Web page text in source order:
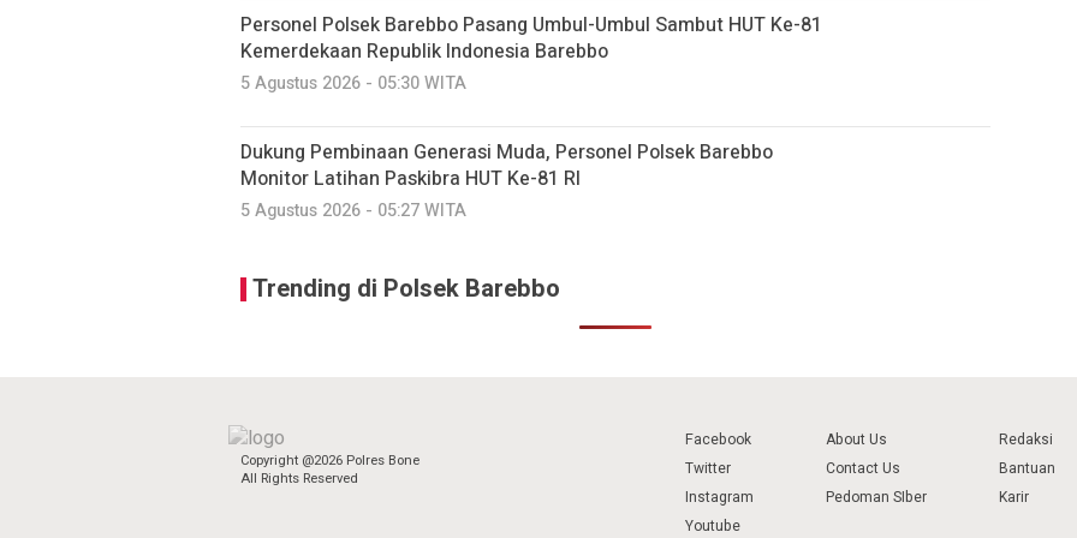
Personel Polsek Barebbo Pasang Umbul-Umbul Sambut HUT Ke-81
Kemerdekaan Republik Indonesia Barebbo
5 Agustus 2026 - 05:30 WITA
Dukung Pembinaan Generasi Muda, Personel Polsek Barebbo
Monitor Latihan Paskibra HUT Ke-81 RI
5 Agustus 2026 - 05:27 WITA
Trending di Polsek Barebbo
Copyright @2026 Polres Bone
All Rights Reserved
Facebook
Twitter
Instagram
Youtube
About Us
Contact Us
Pedoman SIber
Redaksi
Bantuan
Karir